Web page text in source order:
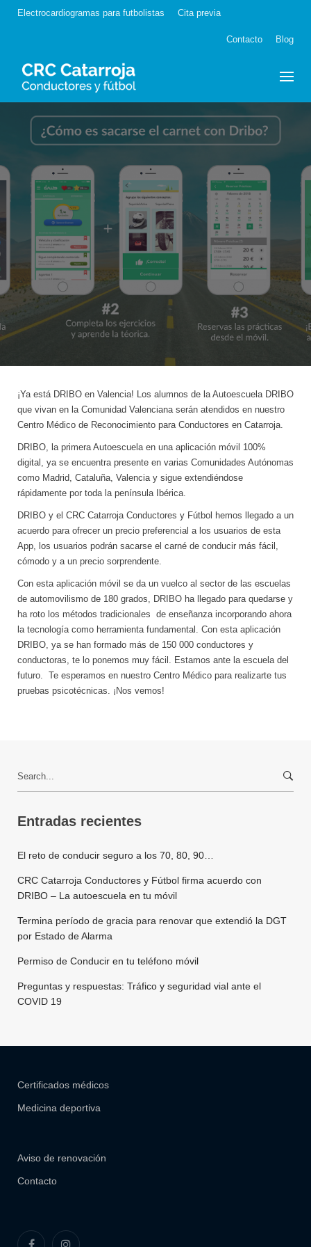
Electrocardiogramas para futbolistas Cita previa
Contacto Blog
¡Ya está DRIBO en Valencia! Los alumnos de la Autoescuela DRIBO
que vivan en la Comunidad Valenciana serán atendidos en nuestro
Centro Médico de Reconocimiento para Conductores en Catarroja.
DRIBO, la primera Autoescuela en una aplicación móvil 100%
digital, ya se encuentra presente en varias Comunidades Autónomas
como Madrid, Cataluña, Valencia y sigue extendiéndose
rápidamente por toda la península Ibérica.
DRIBO y el CRC Catarroja Conductores y Fútbol hemos llegado a un
acuerdo para ofrecer un precio preferencial a los usuarios de esta
App, los usuarios podrán sacarse el carné de conducir más fácil,
cómodo y a un precio sorprendente.
Con esta aplicación móvil se da un vuelco al sector de las escuelas
de automovilismo de 180 grados, DRIBO ha llegado para quedarse y
ha roto los métodos tradicionales de enseñanza incorporando ahora
la tecnología como herramienta fundamental. Con esta aplicación
DRIBO, ya se han formado más de 150 000 conductores y
conductoras, te lo ponemos muy fácil. Estamos ante la escuela del
futuro. Te esperamos en nuestro Centro Médico para realizarte tus
pruebas psicotécnicas. ¡Nos vemos!
Entradas recientes
El reto de conducir seguro a los 70, 80, 90…
CRC Catarroja Conductores y Fútbol firma acuerdo con
DRIBO – La autoescuela en tu móvil
Termina período de gracia para renovar que extendió la DGT
por Estado de Alarma
Permiso de Conducir en tu teléfono móvil
Preguntas y respuestas: Tráfico y seguridad vial ante el
COVID 19
Certificados médicos
Medicina deportiva
Aviso de renovación
Contacto